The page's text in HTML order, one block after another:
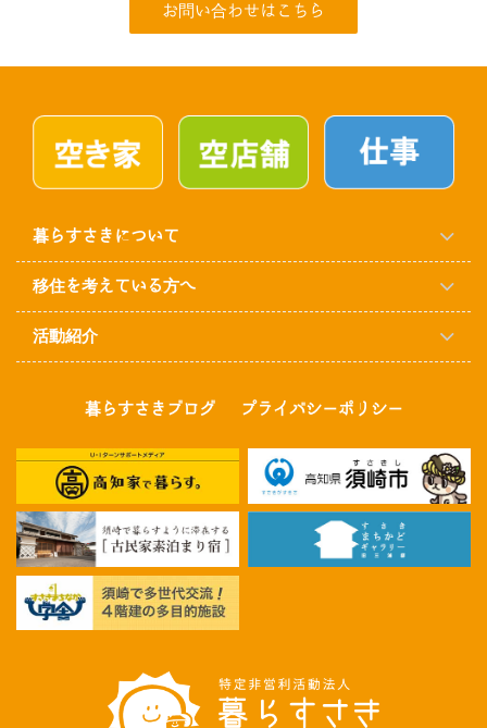
お問い合わせはこちら
暮らすさきについて
移住を考えている方へ
活動紹介
暮らすさきブログ プライバシーポリシー